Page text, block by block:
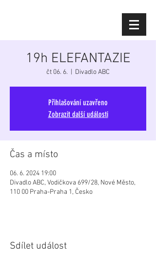
19h ELEFANTAZIE
čt 06. 6. Divadlo ABC
Přihlašování uzavřeno
Zobrazit další události
Čas a místo
06. 6. 2024 19:00
Divadlo ABC, Vodičkova 699/28, Nové Město,
110 00 Praha-Praha 1, Česko
Sdílet událost